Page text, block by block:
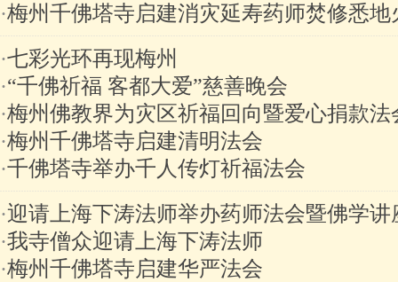
·梅州千佛塔寺启建消灾延寿药师焚修悉地
·七彩光环再现梅州
·“千佛祈福 客都大爱”慈善晚会
·梅州佛教界为灾区祈福回向暨爱心捐款法
·梅州千佛塔寺启建清明法会
·千佛塔寺举办千人传灯祈福法会
·迎请上海下涛法师举办药师法会暨佛学讲
·我寺僧众迎请上海下涛法师
·梅州千佛塔寺启建华严法会